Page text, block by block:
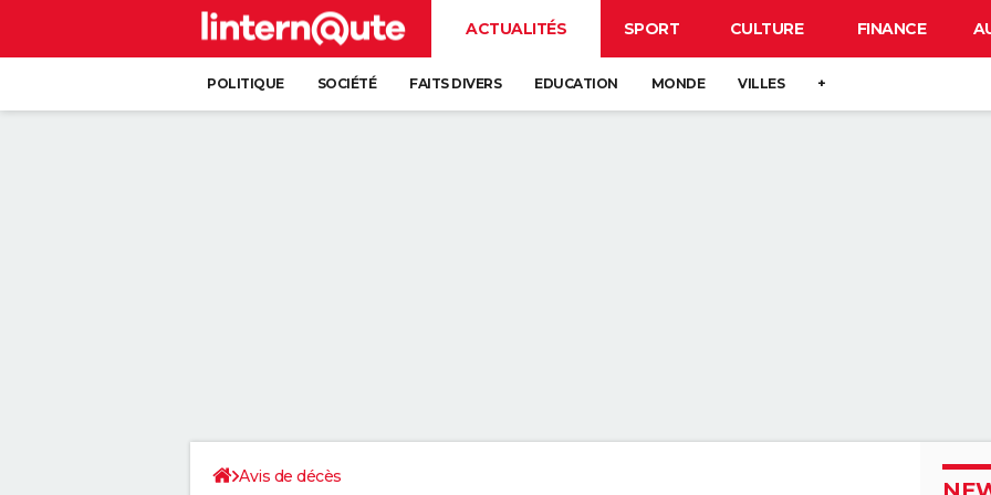
ACTUALITÉS SPORT CULTURE FINANCE
POLITIQUE SOCIÉTÉ FAITS DIVERS EDUCATION MONDE VILLES +
Avis de décès